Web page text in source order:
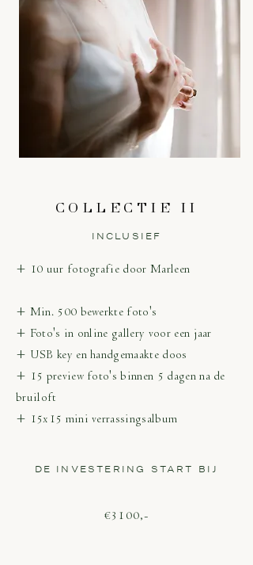
COLLECTIE II
INCLUSIEF
+ 10 uur fotografie door Marleen
+ Min. 500 bewerkte foto's
+ Foto's in online gallery voor een jaar
+ USB key en handgemaakte doos
+ 15 preview foto's binnen 5 dagen na de
bruiloft
+ 15x15 mini verrassingsalbum
DE INVESTERING START BIJ
€3100,-